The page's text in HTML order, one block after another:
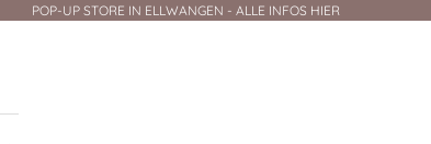
POP-UP STORE IN ELLWANGEN - ALLE INFOS HIER